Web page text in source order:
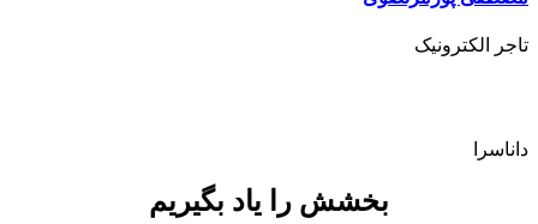
تاجر الکترونیک
داناسرا
بخشش را یاد بگیریم